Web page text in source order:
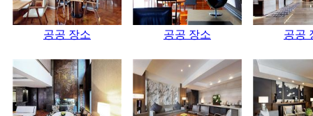
공공 장소 공공 장소 공공